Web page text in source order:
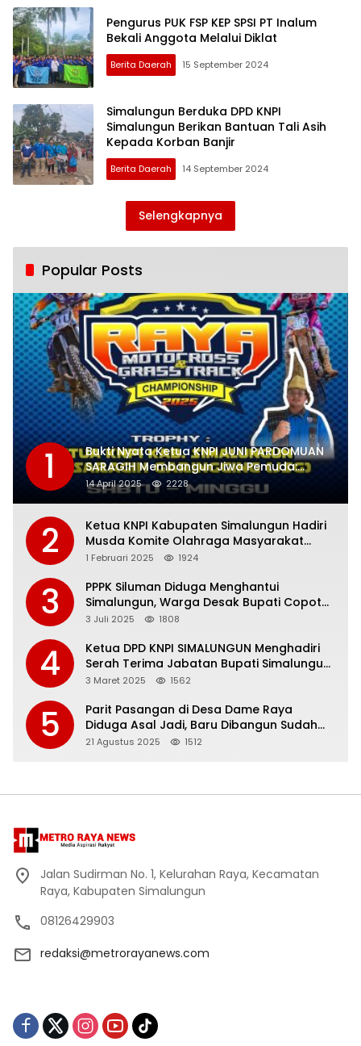
Pengurus PUK FSP KEP SPSI PT Inalum
Bekali Anggota Melalui Diklat
Berita Daerah 15 September 2024
Simalungun Berduka DPD KNPI
Simalungun Berikan Bantuan Tali Asih
Kepada Korban Banjir
Berita Daerah 14 September 2024
Selengkapnya
Popular Posts
1
Bukti Nyata Ketua KNPI JUNI PARDOMUAN
SARAGIH Membangun Jiwa Pemuda:
Adakan Event Championship RAYA
MOTORCROSS dan GRASSTRACK 2025
14 April 2025 2228
2
Ketua KNPI Kabupaten Simalungun Hadiri
Musda Komite Olahraga Masyarakat
Indonesia
1 Februari 2025 1924
3
PPPK Siluman Diduga Menghantui
Simalungun, Warga Desak Bupati Copot
Jonni Saragih.
3 Juli 2025 1808
4
Ketua DPD KNPI SIMALUNGUN Menghadiri
Serah Terima Jabatan Bupati Simalungun
Periode 2021-2025 kepada Bupati
3 Maret 2025 1562
5
Parit Pasangan di Desa Dame Raya
Diduga Asal Jadi, Baru Dibangun Sudah
Retak, Bupati Anton Saragih Diminta
21 Agustus 2025 1512
Jalan Sudirman No. 1, Kelurahan Raya, Kecamatan
Raya, Kabupaten Simalungun
08126429903
redaksi@metrorayanews.com